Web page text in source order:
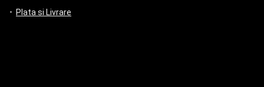
Plata si Livrare